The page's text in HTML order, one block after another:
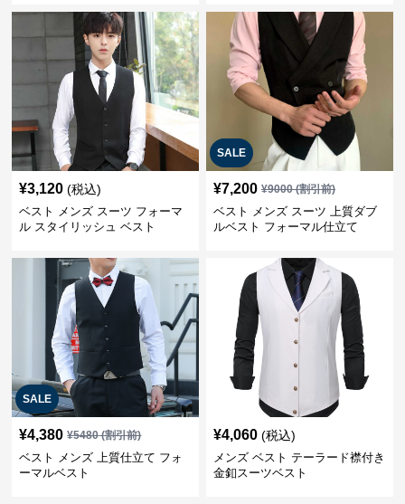
¥3,120 (税込)
ベスト メンズ スーツ フォーマ
ル スタイリッシュ ベスト
SALE
¥7,200 ¥9000(割引前)
ベスト メンズ スーツ 上質ダブ
ルベスト フォーマル仕立て
SALE
¥4,380 ¥5480(割引前)
ベスト メンズ 上質仕立て フォ
ーマルベスト
¥4,060 (税込)
メンズ ベスト テーラード襟付き
金釦スーツベスト